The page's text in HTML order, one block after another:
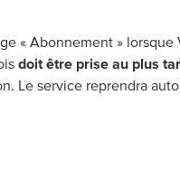
« Abonnement » lorsque
doit être prise au plus
Le service reprendra